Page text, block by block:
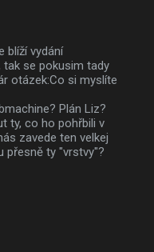
blíží vydání
tak se pokusim tady
otázek:Co si myslíte
Plán Liz?
ty, co ho pohřbili v
zavede ten velkej
přesně ty "vrstvy"?